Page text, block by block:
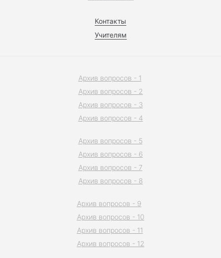
Контакты
Учителям
Архив вопросов - 1
Архив вопросов - 2
Архив вопросов - 3
Архив вопросов - 4
Архив вопросов - 5
Архив вопросов - 6
Архив вопросов - 7
Архив вопросов - 8
Архив вопросов - 9
Архив вопросов - 10
Архив вопросов - 11
Архив вопросов - 12